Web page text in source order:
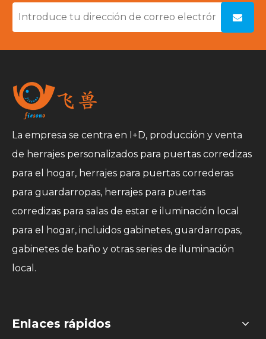
La empresa se centra en I+D, producción y venta
de herrajes personalizados para puertas corredizas
para el hogar, herrajes para puertas correderas
para guardarropas, herrajes para puertas
corredizas para salas de estar e iluminación local
para el hogar, incluidos gabinetes, guardarropas,
gabinetes de baño y otras series de iluminación
local.
Enlaces rápidos